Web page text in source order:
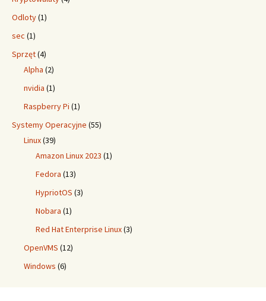
Odloty(1)
sec (1)
Sprzęt(4)
Alpha (2)
nvidia (1)
Raspberry Pi (1)
Systemy Operacyjne (55)
Linux(39)
Amazon Linux 2023 (1)
Fedora (13)
HypriotOS (3)
Nobara (1)
Red Hat Enterprise Linux(3)
OpenVMS (12)
Windows (6)